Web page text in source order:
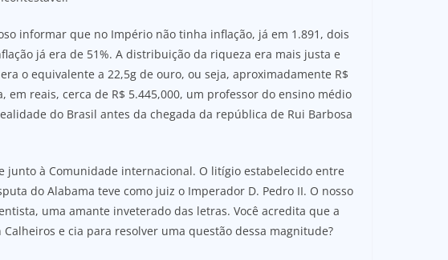
informar que no Império não tinha inflação, já em 1.891, dois
já era de 51%. A distribuição da riqueza era mais justa e
o equivalente a 22,5g de ouro, ou seja, aproximadamente R$
reais, cerca de R$ 5.445,000, um professor do ensino médio
do Brasil antes da chegada da república de Rui Barbosa
junto à Comunidade internacional. O litígio estabelecido entre
do Alabama teve como juiz o Imperador D. Pedro II. O nosso
uma amante inveterado das letras. Você acredita que a
e cia para resolver uma questão dessa magnitude?